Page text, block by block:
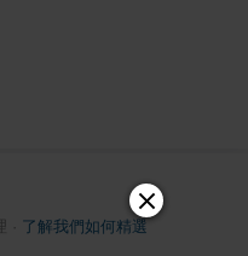
了解我們如何精選